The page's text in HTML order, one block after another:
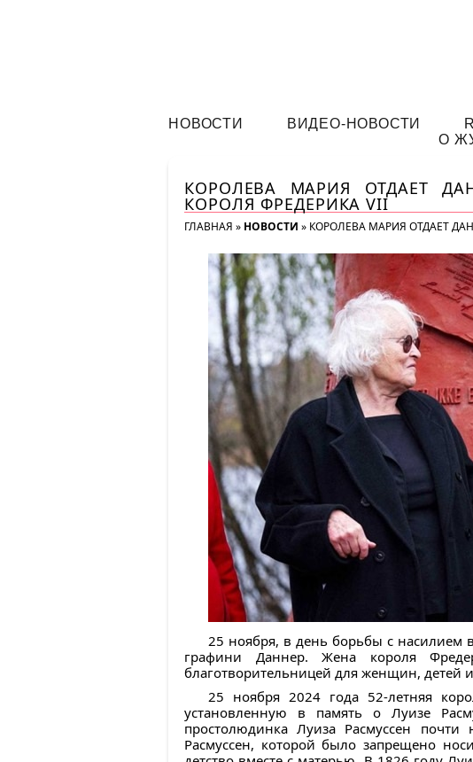
НОВОСТИ ВИДЕО-НОВОСТИ
О
КОРОЛЕВА МАРИЯ ОТДАЕТ
КОРОЛЯ ФРЕДЕРИКА VII
ГЛАВНАЯ » НОВОСТИ » КОРОЛЕВА МАРИЯ ОТДАЕТ
25 ноября, в день борьбы с
графини Даннер. Жена короля
благотворительницей для женщин, детей
25 ноября 2024 года 52-летняя
установленную в память о Луизе
простолюдинка Луиза Расмуссен
Расмуссен, которой было запрещено